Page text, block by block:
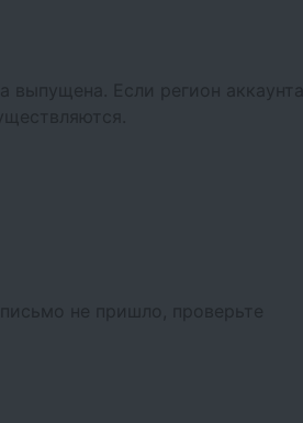
выпущена. Если регион аккаунта
не пришло, проверьте